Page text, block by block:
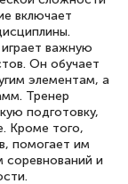
включает
важную
Он обучает
элементам, а
Тренер
подготовку,
Кроме того,
помогает им
соревнований и